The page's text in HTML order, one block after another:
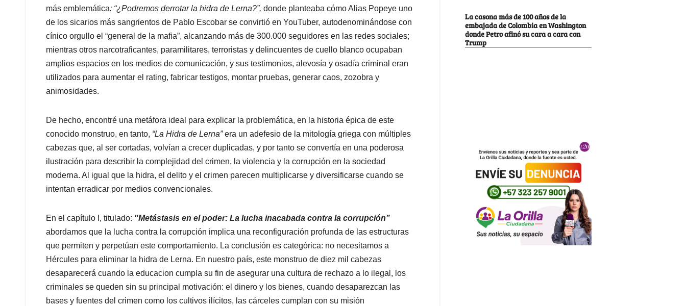
más emblemática: “¿Podremos derrotar la hidra de Lerna?”, donde planteaba cómo Alias Popeye uno
de los sicarios más sangrientos de Pablo Escobar se convirtió en YouTuber, autodenominándose con
cínico orgullo el “general de la mafia”, alcanzando más de 300.000 seguidores en las redes sociales;
mientras otros narcotraficantes, paramilitares, terroristas y delincuentes de cuello blanco ocupaban
amplios espacios en los medios de comunicación, y sus testimonios, alevosía y osadía criminal eran
utilizados para aumentar el rating, fabricar testigos, montar pruebas, generar caos, zozobra y
animosidades.
De hecho, encontré una metáfora ideal para explicar la problemática, en la historia épica de este
conocido monstruo, en tanto, “La Hidra de Lerna”era un adefesio de la mitología griega con múltiples
cabezas que, al ser cortadas, volvían a crecer duplicadas, y por tanto se convertía en una poderosa
ilustración para describir la complejidad del crimen, la violencia y la corrupción en la sociedad
moderna. Al igual que la hidra, el delito y el crimen parecen multiplicarse y diversificarse cuando se
intentan erradicar por medios convencionales.
En el capítulo I, titulado: "Metástasis en el poder: La lucha inacabada contra la corrupción”
abordamos que la lucha contra la corrupción implica una reconfiguración profunda de las estructuras
que permiten y perpetúan este comportamiento. La conclusión es categórica: no necesitamos a
Hércules para eliminar la hidra de Lerna. En nuestro país, este monstruo de diez mil cabezas
desaparecerá cuando la educacion cumpla su fin de asegurar una cultura de rechazo a lo ilegal, los
criminales se queden sin su principal motivación: el dinero y los bienes, cuando desaparezcan las
bases y fuentes del crimen como los cultivos ilícitos, las cárceles cumplan con su misión
La casona más de 100 años de la
embajada de Colombia en Washington
donde Petro afinó su cara a cara con
Trump